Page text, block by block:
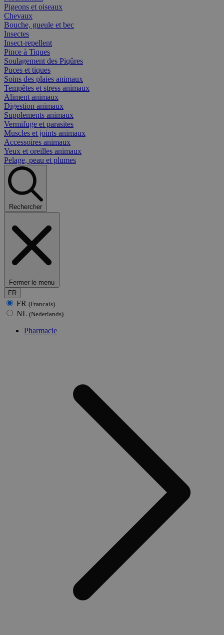
Pigeons et oiseaux
Chevaux
Bouche, gueule et bec
Insectes
Insect-repellent
Pince à Tiques
Soulagement des Piqûres
Puces et tiques
Soins des plaies animaux
Tempêtes et stress animaux
Aliment animaux
Digestion animaux
Supplements animaux
Vermifuge et parasites
Muscles et joints animaux
Accessoires animaux
Yeux et oreilles animaux
Pelage, peau et plumes
Rechercher
Fermer le menu
FR
FR (Francais)
NL (Nederlands)
Pharmacie